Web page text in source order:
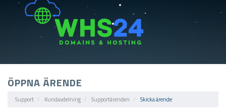
ÖPPNA ÄRENDE
Support Kundavdelning Supportärenden Skicka ärende